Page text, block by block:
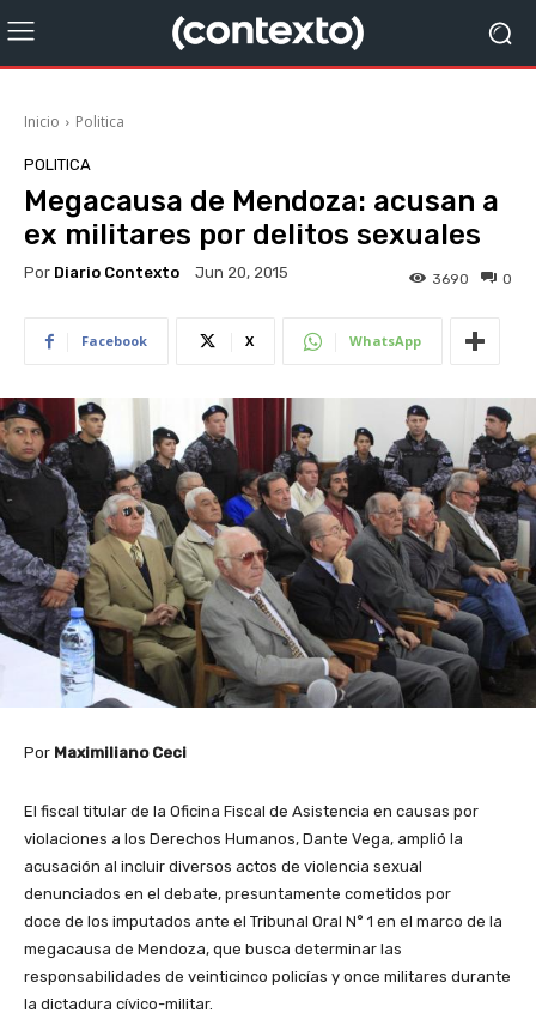
Inicio Politica
POLITICA
Megacausa de Mendoza: acusan a
ex militares por delitos sexuales
Por Diario Contexto Jun 20, 2015 0
3690
Facebook X WhatsApp
Por Maximiliano Ceci
El fiscal titular de la Oficina Fiscal de Asistencia en causas por
violaciones a los Derechos Humanos, Dante Vega, amplió la
acusación al incluir diversos actos de violencia sexual
denunciados en el debate, presuntamente cometidos por
doce de los imputados ante el Tribunal Oral N° 1 en el marco de la
megacausa de Mendoza, que busca determinar las
responsabilidades de veinticinco policías y once militares durante
la dictadura cívico-militar.